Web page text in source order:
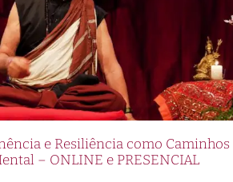
e Resiliência como Caminhos
– ONLINE e PRESENCIAL